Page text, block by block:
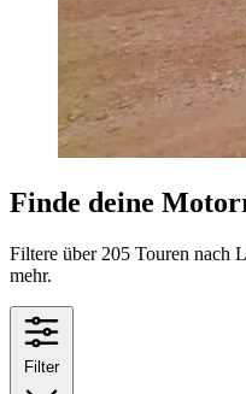
Finde deine
Filtere über 205 Touren nach
mehr.
Filter